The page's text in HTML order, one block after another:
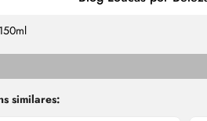
similares: